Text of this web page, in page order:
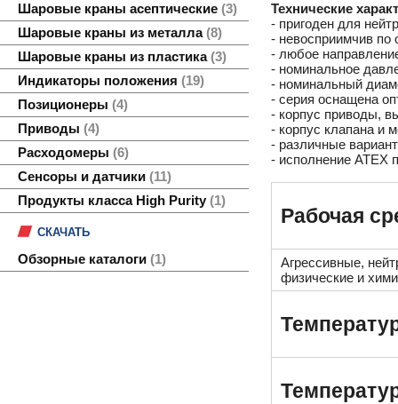
Шаровые краны асептические 3
Шаровые краны из металла 8
Шаровые краны из пластика 3
Индикаторы положения
19
Позиционеры
4
Приводы
4
Расходомеры
6
Сенсоры и датчики
11
Продукты класса High Purity
1
СКАЧАТЬ
Обзорные каталоги 1
Технические
- пригоден для
- невосприимчив
- любое
- номинальное
- номинальный
- серия оснащена
- корпус приводы,
- корпус клапана и
- различные
- исполнение ATEX
Рабочая
Агрессивные,
физические и